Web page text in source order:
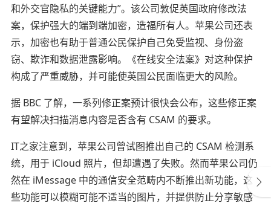
和外交官隐私的关键能力”。该公司敦促英国政府修改法
案，保护强大的端到端加密，造福所有人。苹果公司还表
示，加密也有助于普通公民保护自己免受监视、身份盗
窃、欺诈和数据泄露影响。《在线安全法案》对这种保护
构成了严重威胁，并可能使英国公民面临更大的风险。
据 BBC 了解，一系列修正案预计很快会公布，这些修正案
有望解决扫描消息内容是否含有 CSAM 的要求。
IT之家注意到，苹果公司曾试图推出自己的 CSAM 检测系
统，用于 iCloud 照片，但却遭遇了失败。然而苹果公司仍
然在 iMessage 中的通信安全范畴内不断推出新功能，这
些功能可以模糊可能不适当的图片，并提供防止分享敏感